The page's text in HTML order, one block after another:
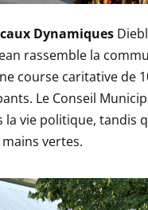
Dynamiques
rassemble la
course caritative de
Le Conseil
la vie politique, tandis
vertes.